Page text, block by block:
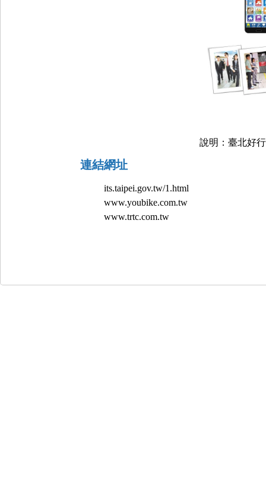
說明：臺北好
連結網址
its.taipei.gov.tw/1.html
www.youbike.com.tw
www.trtc.com.tw